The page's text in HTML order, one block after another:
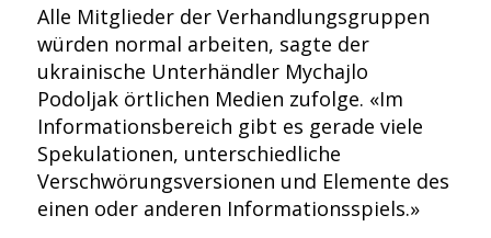
Alle Mitglieder der Verhandlungsgruppen
würden normal arbeiten, sagte der
ukrainische Unterhändler Mychajlo
Podoljak örtlichen Medien zufolge. «Im
Informationsbereich gibt es gerade viele
Spekulationen, unterschiedliche
Verschwörungsversionen und Elemente des
einen oder anderen Informationsspiels.»